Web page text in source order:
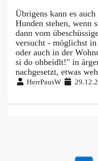
Übrigens kann es
Hunden stehen, wenn
dann vom
versucht - möglichst in
oder auch in der
si do ohbeidlt!" in
nachgesetzt, etwas
HerrPausW